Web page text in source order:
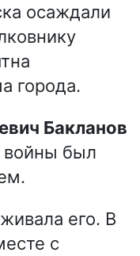
осаждали
города.
Бакланов
был
его. В
с